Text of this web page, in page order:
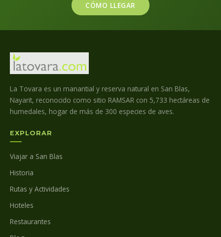
CÓMO LLEGAR
La Tovara es un manantial y reserva natural en San Blas,
Nayarit, reconocido como sitio RAMSAR con 5,733 hectáreas de
humedales, hogar de más de 300 especies de aves.
EXPLORAR
Viajar a San Blas
Historia
Rutas y Actividades
Hoteles
Restaurantes